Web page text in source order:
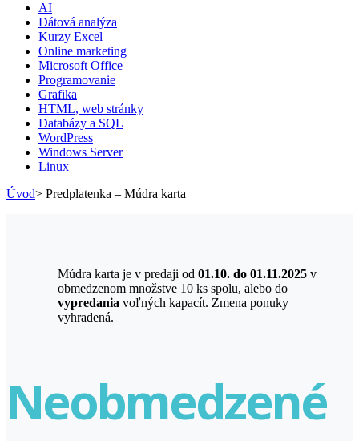
AI
Dátová analýza
Kurzy Excel
Online marketing
Microsoft Office
Programovanie
Grafika
HTML, web stránky
Databázy a SQL
WordPress
Windows Server
Linux
Úvod> Predplatenka – Múdra karta
Múdra karta je v predaji od 01.10. do 01.11.2025 v
obmedzenom množstve 10 ks spolu, alebo do
vypredania voľných kapacít. Zmena ponuky
vyhradená.
Neobmedzené